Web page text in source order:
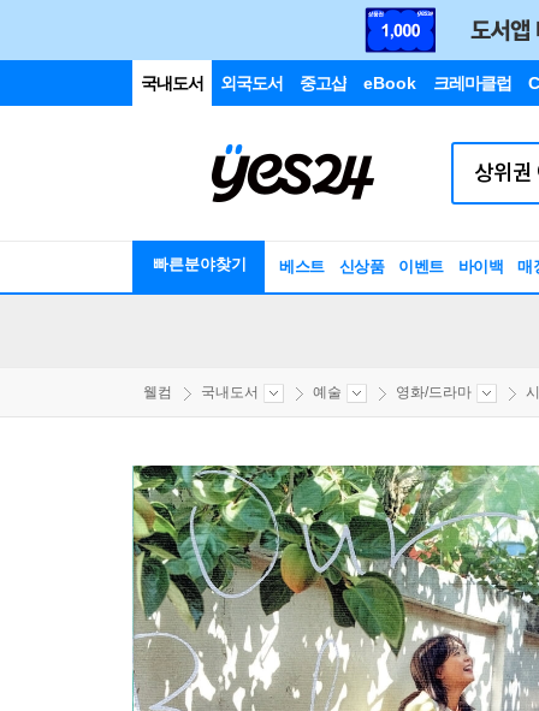
국내도서 외국도서 중고샵 eBook 크레마클럽
빠른분야찾기 베스트 신상품 이벤트 바이백 매
웰컴 국내도서 예술 영화/드라마